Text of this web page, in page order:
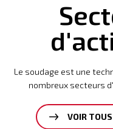
Le soudage est une
nombreux secteurs
VOIR